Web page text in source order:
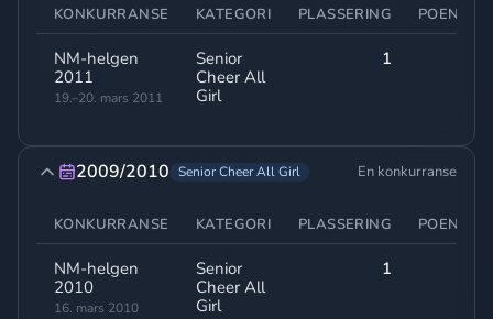
KONKURRANSE KATEGORI PLASSERING POENG
NM-helgen
2011
19.–20. mars 2011
Senior
Cheer All
Girl
1
2009/2010 Senior Cheer All Girl En konkurranse
KONKURRANSE KATEGORI PLASSERING POENG
NM-helgen
2010
16. mars 2010
Senior
Cheer All
Girl
1